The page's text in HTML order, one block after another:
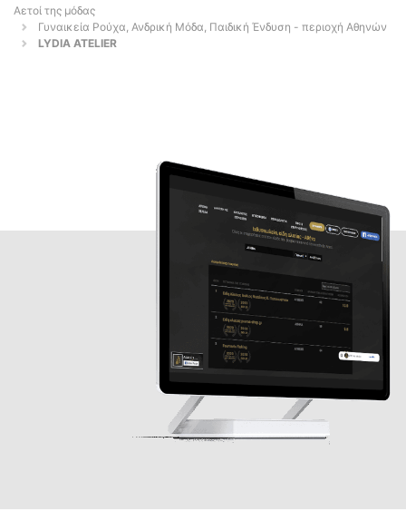
Αετοί της μόδας
Γυναικεία Ρούχα, Ανδρική Μόδα, Παιδική Ένδυση - περιοχή Αθηνών
LYDIA ATELIER